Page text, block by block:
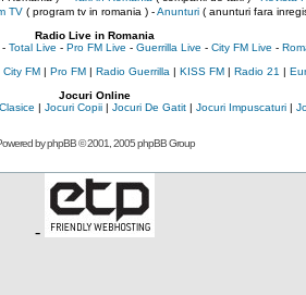
TV( program tv in romania )-Anunturi( anunturi fara
Radio Live in Romania
- Total Live - Pro FM Live - Guerrilla Live - City FM Live -
City FM| Pro FM| Radio Guerrilla | KISS FM| Radio 21 |
Jocuri Online
| Jocuri Copii| Jocuri De Gatit| Jocuri Impuscaturi|
byphpBB© 2001, 2005 phpBB Group
-